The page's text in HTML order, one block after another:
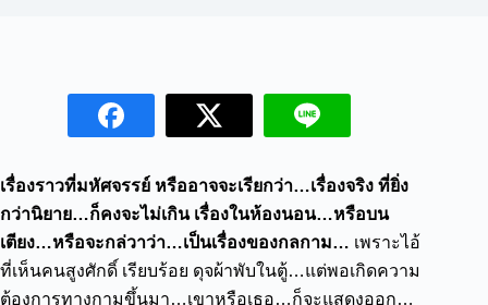
เรื่องราวที่มหัศจรรย์ หรืออาจจะเรียกว่า…เรื่องจริง ที่ยิ่ง
กว่านิยาย…ก็คงจะไม่เกิน เรื่องในห้องนอน…หรือบน
เตียง…หรือจะกล่วาว่า…เป็นเรื่องของกลกาม… เพราะไอ้
ที่เห็นคนสูงศักดิ์ เรียบร้อย ดุจผ้าพับในตู้…แต่พอเกิดความ
ต้องการทางกามขึ้นมา…เขาหรือเธอ…ก็จะแสดงออก…